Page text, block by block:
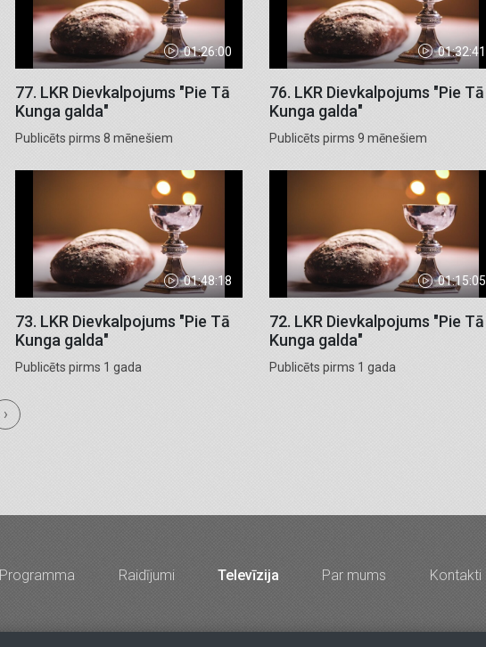
01:26:00
77. LKR Dievkalpojums "Pie Tā
Kunga galda"
Publicēts pirms 8 mēnešiem
01:32:41
76. LKR Dievkalpojums "Pie Tā
Kunga galda"
Publicēts pirms 9 mēnešiem
01:48:18
73. LKR Dievkalpojums "Pie Tā
Kunga galda"
Publicēts pirms 1 gada
01:15:05
72. LKR Dievkalpojums "Pie Tā
Kunga galda"
Publicēts pirms 1 gada
›
Programma Raidījumi Televīzija Par mums Kontakti